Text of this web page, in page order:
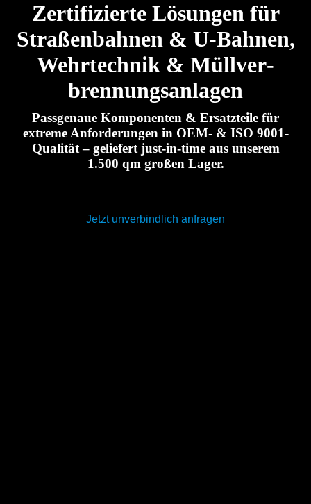
Zertifi­zierte Lösungen für
Straßen­bahnen & U-Bahnen,
Wehrtechnik & Müll­ver­
brennungs­anlagen
Pass­genaue Komponenten & Ersatzteile für
extreme Anforderungen in OEM- & ISO 9001-
Qualität – geliefert just-in-time aus unserem
1.500 qm großen Lager.
Jetzt unverbindlich anfragen